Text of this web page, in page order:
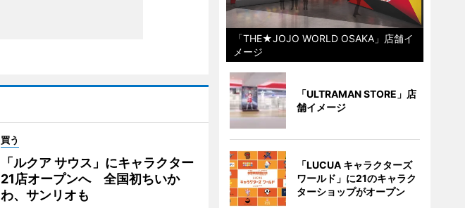
買う
「ルクア サウス」にキャラクター
21店オープンへ 全国初ちいか
わ、サンリオも
「THE★JOJO WORLD OSAKA」店舗イ
メージ
「ULTRAMAN STORE」店
舗イメージ
「LUCUA キャラクターズ
ワールド」に21のキャラク
ターショップがオープン